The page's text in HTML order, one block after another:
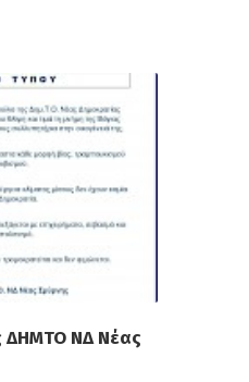
ΔΗΜΤΟ ΝΔ Νέας